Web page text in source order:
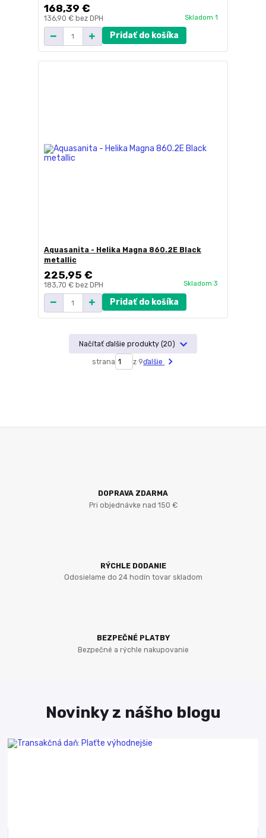
168,39 €
136,90 € bez DPH Skladom 1
Pridať do košíka
Aquasanita - Helika Magna 860.2E Black
metallic
225,95 €
183,70 € bez DPH Skladom 3
Pridať do košíka
Načítať ďalšie produkty (20)
strana z 9ďalšie
DOPRAVA ZDARMA
Pri objednávke nad 150 €
RÝCHLE DODANIE
Odosielame do 24 hodín tovar skladom
BEZPEČNÉ PLATBY
Bezpečné a rýchle nakupovanie
Novinky z nášho blogu